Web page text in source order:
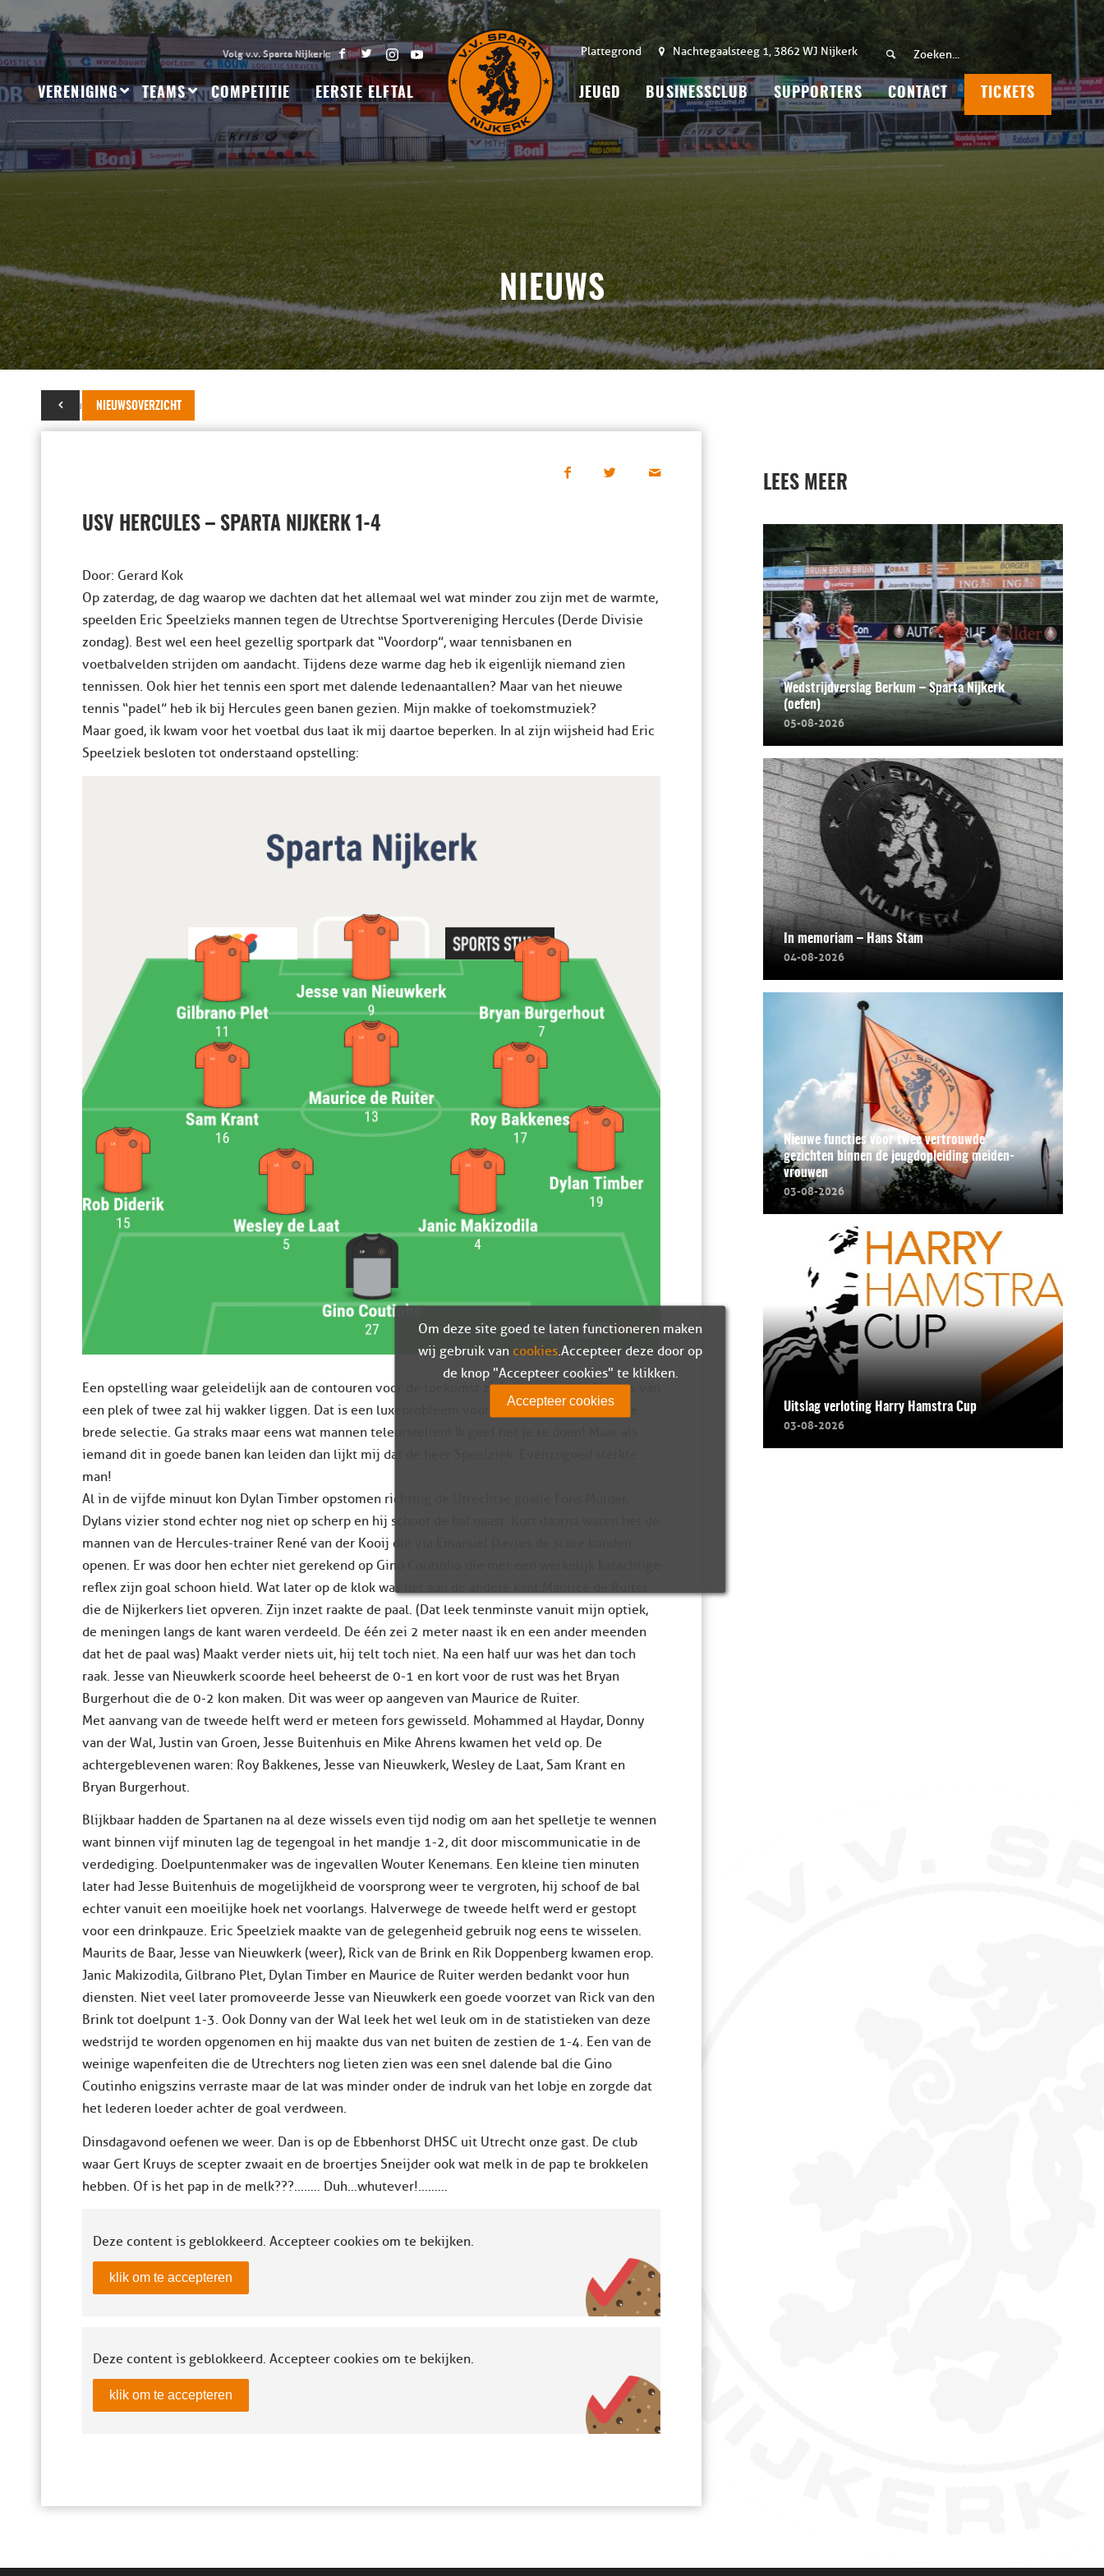
Plattegrond Nachtegaalsteeg 1, 3862 WJ Nijkerk
VERENIGING TEAMS COMPETITIE EERSTE ELFTAL JEUGD BUSINESSCLUB SUPPORTERS CONTACT TICKETS
NIEUWS
NIEUWSOVERZICHT
15 augustus 2020
USV HERCULES – SPARTA NIJKERK 1-4
Door: Gerard Kok
Op zaterdag, de dag waarop we dachten dat het allemaal wel wat minder zou zijn met de warmte,
speelden Eric Speelzieks mannen tegen de Utrechtse Sportvereniging Hercules (Derde Divisie
zondag). Best wel een heel gezellig sportpark dat “Voordorp”, waar tennisbanen en
voetbalvelden strijden om aandacht. Tijdens deze warme dag heb ik eigenlijk niemand zien
tennissen. Ook hier het tennis een sport met dalende ledenaantallen? Maar van het nieuwe
tennis “padel” heb ik bij Hercules geen banen gezien. Mijn makke of toekomstmuziek?
Maar goed, ik kwam voor het voetbal dus laat ik mij daartoe beperken. In al zijn wijsheid had Eric
Speelziek besloten tot onderstaand opstelling:
Een opstelling waar geleidelijk aan de contouren voor de toekomst zichtbaar worden. Slechts van
een plek of twee zal hij wakker liggen. Dat is een luxeprobleem voor hem met deze prachtige
brede selectie. Ga straks maar eens wat mannen teleurstellen! Ik geef het je te doen! Maar als
iemand dit in goede banen kan leiden dan lijkt mij dat de heer Speelziek. Evenzogoed sterkte
man!
Al in de vijfde minuut kon Dylan Timber opstomen richting de Utrechtse goalie Fons Mulder,
Dylans vizier stond echter nog niet op scherp en hij schoot de bal naast. Kort daarna waren het de
mannen van de Hercules-trainer René van der Kooij die via Emanuel Davies de score konden
openen. Er was door hen echter niet gerekend op Gino Coutinho die met een werkelijk katachtige
reflex zijn goal schoon hield. Wat later op de klok was het aan de andere kant Maurice de Ruiter
die de Nijkerkers liet opveren. Zijn inzet raakte de paal. (Dat leek tenminste vanuit mijn optiek,
de meningen langs de kant waren verdeeld. De één zei 2 meter naast ik en een ander meenden
dat het de paal was) Maakt verder niets uit, hij telt toch niet. Na een half uur was het dan toch
raak. Jesse van Nieuwkerk scoorde heel beheerst de 0-1 en kort voor de rust was het Bryan
Burgerhout die de 0-2 kon maken. Dit was weer op aangeven van Maurice de Ruiter.
Met aanvang van de tweede helft werd er meteen fors gewisseld. Mohammed al Haydar, Donny
van der Wal, Justin van Groen, Jesse Buitenhuis en Mike Ahrens kwamen het veld op. De
achtergeblevenen waren: Roy Bakkenes, Jesse van Nieuwkerk, Wesley de Laat, Sam Krant en
Bryan Burgerhout.
Blijkbaar hadden de Spartanen na al deze wissels even tijd nodig om aan het spelletje te wennen
want binnen vijf minuten lag de tegengoal in het mandje 1-2, dit door miscommunicatie in de
verdediging. Doelpuntenmaker was de ingevallen Wouter Kenemans. Een kleine tien minuten
later had Jesse Buitenhuis de mogelijkheid de voorsprong weer te vergroten, hij schoof de bal
echter vanuit een moeilijke hoek net voorlangs. Halverwege de tweede helft werd er gestopt
voor een drinkpauze. Eric Speelziek maakte van de gelegenheid gebruik nog eens te wisselen.
Maurits de Baar, Jesse van Nieuwkerk (weer), Rick van de Brink en Rik Doppenberg kwamen erop.
Janic Makizodila, Gilbrano Plet, Dylan Timber en Maurice de Ruiter werden bedankt voor hun
diensten. Niet veel later promoveerde Jesse van Nieuwkerk een goede voorzet van Rick van den
Brink tot doelpunt 1-3. Ook Donny van der Wal leek het wel leuk om in de statistieken van deze
wedstrijd te worden opgenomen en hij maakte dus van net buiten de zestien de 1-4. Een van de
weinige wapenfeiten die de Utrechters nog lieten zien was een snel dalende bal die Gino
Coutinho enigszins verraste maar de lat was minder onder de indruk van het lobje en zorgde dat
het lederen loeder achter de goal verdween.
Dinsdagavond oefenen we weer. Dan is op de Ebbenhorst DHSC uit Utrecht onze gast. De club
waar Gert Kruys de scepter zwaait en de broertjes Sneijder ook wat melk in de pap te brokkelen
hebben. Of is het pap in de melk???…….. Duh…whutever!………
Deze content is geblokkeerd. Accepteer cookies om te bekijken.
klik om te accepteren
Deze content is geblokkeerd. Accepteer cookies om te bekijken.
klik om te accepteren
LEES MEER
Wedstrijdverslag Berkum – Sparta Nijkerk
(oefen)
05-08-2026
In memoriam – Hans Stam
04-08-2026
Nieuwe functies voor twee vertrouwde
gezichten binnen de jeugdopleiding meiden-
vrouwen
03-08-2026
Uitslag verloting Harry Hamstra Cup
03-08-2026
Om deze site goed te laten functioneren maken
wij gebruik van cookies. Accepteer deze door op
de knop "Accepteer cookies" te klikken.
Accepteer cookies